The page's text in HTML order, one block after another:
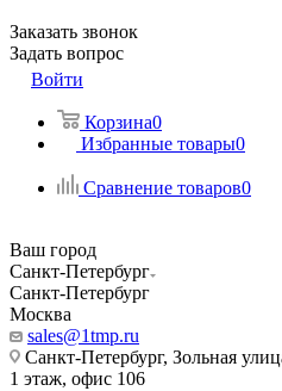
Заказать звонок
Задать вопрос
Войти
Корзина0
Избранные товары0
Сравнение товаров0
Ваш город
Санкт-Петербург
Санкт-Петербург
Москва
sales@1tmp.ru
Санкт-Петербург, Зольная
1 этаж, офис 106